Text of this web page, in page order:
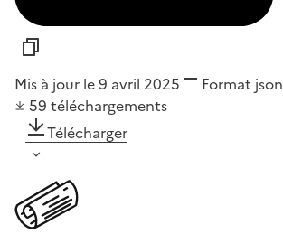
Mis à jour le 9 avril 2025 Format json
59 téléchargements
Télécharger